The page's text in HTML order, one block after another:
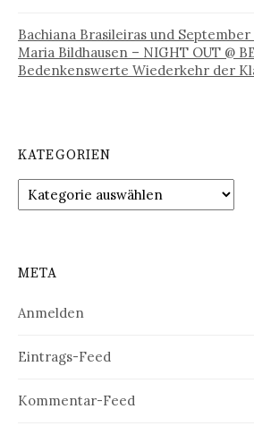
Bachiana Brasileiras und
Maria Bildhausen – NIGHT OUT @
Bedenkenswerte Wiederkehr der
KATEGORIEN
Kategorien
META
Anmelden
Eintrags-Feed
Kommentar-Feed